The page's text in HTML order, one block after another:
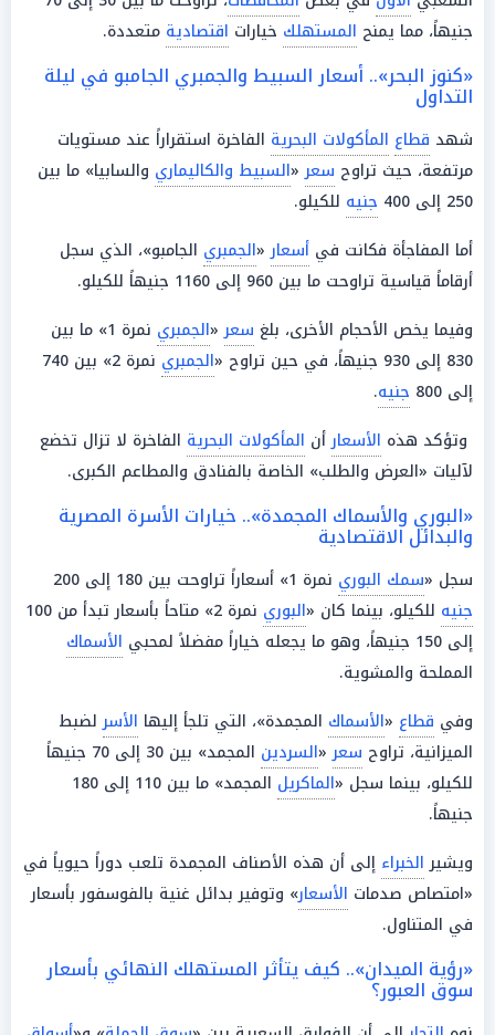
جنيهاً، مما يمنح المستهلك خيارات اقتصادية متعددة.
«كنوز البحر».. أسعار السبيط والجمبري الجامبو في ليلة
التداول
شهد قطاع المأكولات البحرية الفاخرة استقراراً عند مستويات
مرتفعة، حيث تراوح سعر«السبيط والكاليماري والسابيا» ما بين
250 إلى 400
جنيه للكيلو.
أما المفاجأة فكانت في أسعار«الجمبري الجامبو»، الذي سجل
أرقاماً قياسية تراوحت ما بين 960 إلى 1160 جنيهاً للكيلو.
وفيما يخص الأحجام الأخرى، بلغ سعر«الجمبري
نمرة 1» ما بين
830 إلى 930 جنيهاً، في حين تراوح «
الجمبري
نمرة 2» بين 740
إلى 800
جنيه.
وتؤكد هذه الأسعارأن المأكولات البحرية الفاخرة لا تزال تخضع
لآليات «العرض والطلب» الخاصة بالفنادق والمطاعم الكبرى.
«البوري والأسماك المجمدة».. خيارات الأسرة المصرية
والبدائل الاقتصادية
سجل «سمك البوري نمرة 1» أسعاراً تراوحت بين 180 إلى 200
جنيه للكيلو، بينما كان «البوري
نمرة 2» متاحاً بأسعار تبدأ من 100
إلى 150 جنيهاً، وهو ما يجعله خياراً مفضلاً لمحبي
الأسماك
المملحة والمشوية.
وفي قطاع «الأسماك المجمدة»، التي تلجأ إليها الأسرلضبط
الميزانية، تراوح سعر«السردين
المجمد» بين 30 إلى 70 جنيهاً
للكيلو، بينما سجل «الماكريل
المجمد» ما بين 110 إلى 180
جنيهاً.
ويشيرالخبراء إلى أن هذه الأصناف المجمدة تلعب دوراً حيوياً في
«امتصاص صدمات الأسعار» وتوفير بدائل غنية بالفوسفور بأسعار
في المتناول.
«رؤية الميدان».. كيف يتأثر المستهلك النهائي بأسعار
سوق العبور؟